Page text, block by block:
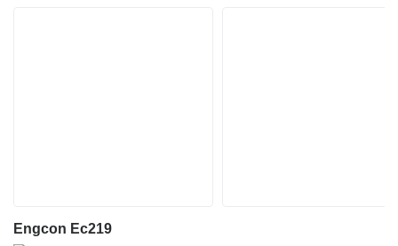
Engcon Ec219